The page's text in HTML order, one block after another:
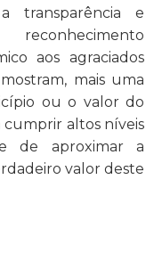
transparência e
aos agraciados
mais uma
ou o valor do
altos níveis
de aproximar a
valor deste